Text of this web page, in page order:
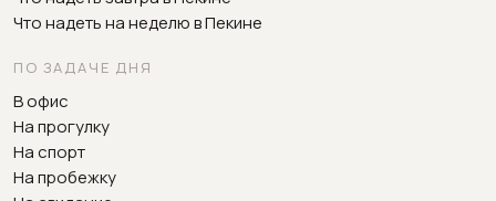
Что надеть на неделю в Пекине
ПО ЗАДАЧЕ ДНЯ
В офис
На прогулку
На спорт
На пробежку